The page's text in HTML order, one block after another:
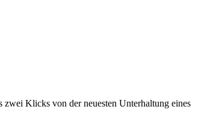
zwei Klicks von der neuesten Unterhaltung eines